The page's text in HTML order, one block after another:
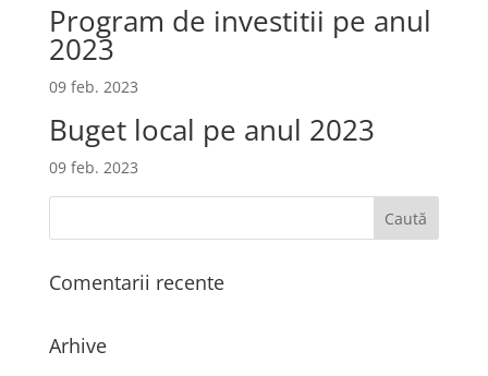
Program de investitii pe anul
2023
09 feb. 2023
Buget local pe anul 2023
09 feb. 2023
Comentarii recente
Arhive